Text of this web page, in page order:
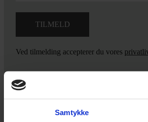
Samtykke
Ved tilmelding accepterer du vores